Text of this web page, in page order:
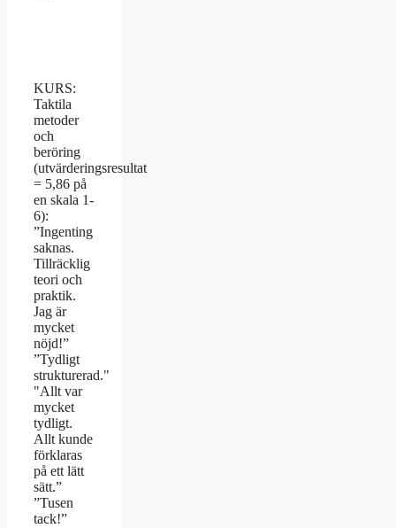
KURS:
Taktila
metoder
och
beröring
(utvärderingsresultat
= 5,86 på
en skala 1-
6):
”Ingenting
saknas.
Tillräcklig
teori och
praktik.
Jag är
mycket
nöjd!”
”Tydligt
strukturerad."
"Allt var
mycket
tydligt.
Allt kunde
förklaras
på ett lätt
sätt.”
”Tusen
tack!”